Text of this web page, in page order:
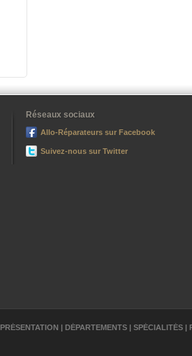
Réseaux sociaux
Allo-Réparateurs sur Facebook
Suivez-nous sur Twitter
PRÉSENTATION | DÉPARTEMENTS | SPÉCIALITÉS |